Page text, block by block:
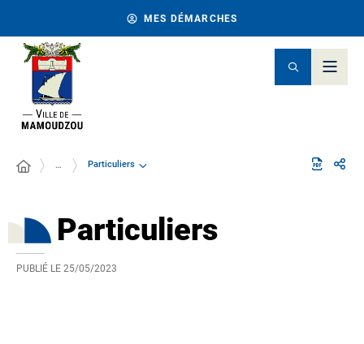
MES DÉMARCHES
… Particuliers
Particuliers
PUBLIÉ LE 25/05/2023